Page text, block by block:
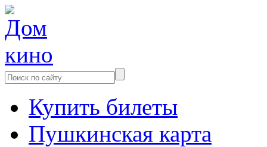
Купить билеты
Пушкинская карта